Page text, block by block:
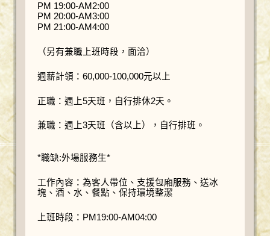
PM 19:00-AM2:00
PM 20:00-AM3:00
PM 21:00-AM4:00
（另有兼職上班時段，面洽）
週薪計領：60,000-100,000元以上
正職：週上5天班，自行排休2天。
兼職：週上3天班（含以上），自行排班。
*職缺:外場服務生*
工作內容：為客人帶位、支援包廂服務、送冰
塊、酒、水、餐點、保持環境整潔
上班時段：PM19:00-AM04:00